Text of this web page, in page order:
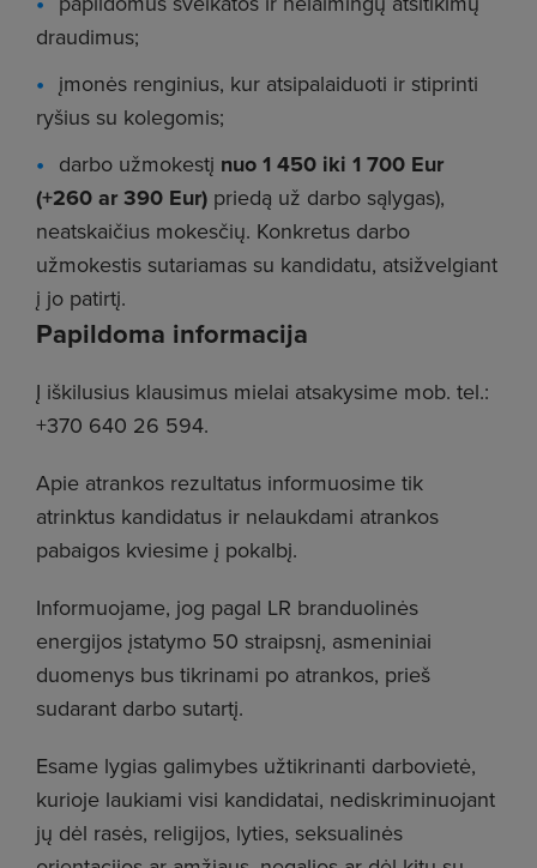
draudimus;
įmonės renginius, kur atsipalaiduoti ir stiprinti
ryšius su kolegomis;
darbo užmokestį nuo 1 450 iki 1 700 Eur
(+260 ar 390 Eur) priedą už darbo sąlygas),
neatskaičius mokesčių. Konkretus darbo
užmokestis sutariamas su kandidatu, atsižvelgiant
į jo patirtį.
Papildoma informacija
Į iškilusius klausimus mielai atsakysime mob. tel.:
+370 640 26 594.
Apie atrankos rezultatus informuosime tik
atrinktus kandidatus ir nelaukdami atrankos
pabaigos kviesime į pokalbį.
Informuojame, jog pagal LR branduolinės
energijos įstatymo 50 straipsnį, asmeniniai
duomenys bus tikrinami po atrankos, prieš
sudarant darbo sutartį.
Esame lygias galimybes užtikrinanti darbovietė,
kurioje laukiami visi kandidatai, nediskriminuojant
jų dėl rasės, religijos, lyties, seksualinės